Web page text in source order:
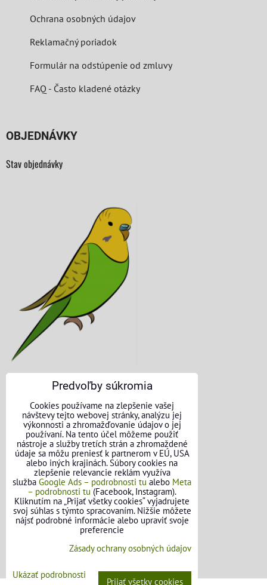
Ochrana osobných údajov
Reklamačný poriadok
Formulár na odstúpenie od zmluvy
FAQ - Často kladené otázky
OBJEDNÁVKY
Stav objednávky
KONTAKTNÉ ÚDAJE
O nás
Kontakt
Požičovňa náradia
Názory našich zákazníkov
Mapa stránok
SLEDUJTE NÁS
Facebook
Predvoľby súkromia
Cookies používame na zlepšenie vašej
návštevy tejto webovej stránky, analýzu jej
výkonnosti a zhromažďovanie údajov o jej
používaní. Na tento účel môžeme použiť
nástroje a služby tretích strán a zhromaždené
údaje sa môžu preniesť k partnerom v EÚ, USA
alebo iných krajinách. Súbory cookies na
zlepšenie relevancie reklám využíva
služba Google Ads – podrobnosti tu alebo Meta
– podrobnosti tu (Facebook, Instagram).
Kliknutím na „Prijať všetky cookies“ vyjadrujete
svoj súhlas s týmto spracovaním. Nižšie môžete
nájsť podrobné informácie alebo upraviť svoje
preferencie
Zásady ochrany osobných údajov
Ukázať podrobnosti
Prijať všetky cookies